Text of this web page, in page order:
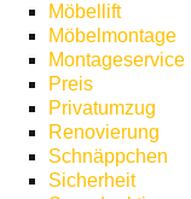
Möbellift
Möbelmontage
Montageservice
Preis
Privatumzug
Renovierung
Schnäppchen
Sicherheit